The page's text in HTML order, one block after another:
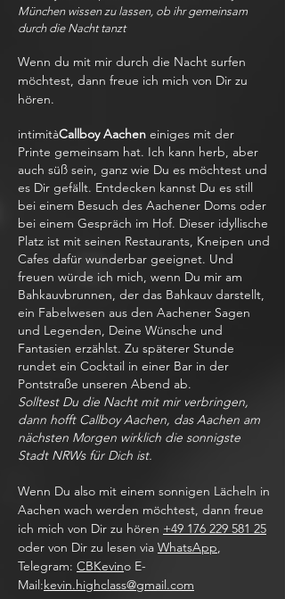
München wissen zu lassen, ob ihr gemeinsam
durch die Nacht tanzt
Wenn du mit mir durch die Nacht surfen
möchtest, dann freue ich mich von Dir zu
hören.
intimitàCallboy Aachen einiges mit der
Printe gemeinsam hat. Ich kann herb, aber
auch süß sein, ganz wie Du es möchtest und
es Dir gefällt. Entdecken kannst Du es still
bei einem Besuch des Aachener Doms oder
bei einem Gespräch im Hof. Dieser idyllische
Platz ist mit seinen Restaurants, Kneipen und
Cafes dafür wunderbar geeignet. Und
freuen würde ich mich, wenn Du mir am
Bahkauvbrunnen, der das Bahkauv darstellt,
ein Fabelwesen aus den Aachener Sagen
und Legenden, Deine Wünsche und
Fantasien erzählst. Zu späterer Stunde
rundet ein Cocktail in einer Bar in der
Pontstraße unseren Abend ab.
Solltest Du die Nacht mit mir verbringen,
dann hofft Callboy Aachen, das Aachen am
nächsten Morgen wirklich die sonnigste
Stadt NRWs für Dich ist.
Wenn Du also mit einem sonnigen Lächeln in
Aachen wach werden möchtest, dann freue
ich mich von Dir zu hören +49 176 229 581 25
oder von Dir zu lesen via WhatsApp,
Telegram: CBKevino E-
Mail:kevin.highclass@gmail.com